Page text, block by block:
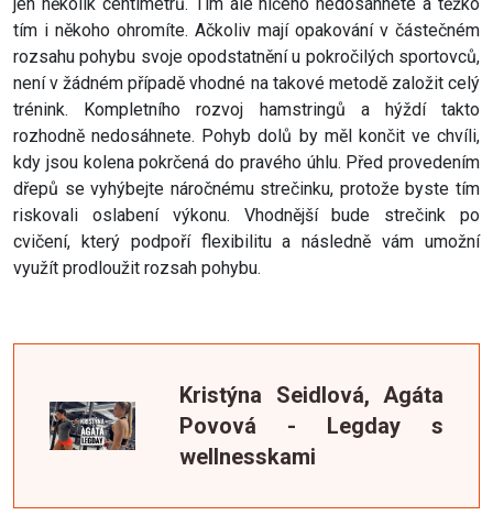
tím i někoho ohromíte. Ačkoliv mají opakování v částečném
rozsahu pohybu svoje opodstatnění u pokročilých sportovců,
není v žádném případě vhodné na takové metodě založit celý
trénink. Kompletního rozvoj hamstringů a hýždí takto
rozhodně nedosáhnete. Pohyb dolů by měl končit ve chvíli,
kdy jsou kolena pokrčená do pravého úhlu. Před provedením
dřepů se vyhýbejte náročnému strečinku, protože byste tím
riskovali oslabení výkonu. Vhodnější bude strečink po
cvičení, který podpoří flexibilitu a následně vám umožní
využít prodloužit rozsah pohybu.
Kristýna Seidlová, Agáta
Povová - Legday s
wellnesskami